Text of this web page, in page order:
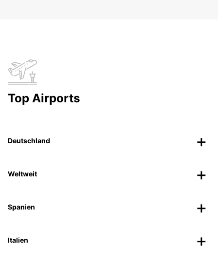
Top Airports
Deutschland
Weltweit
Spanien
Italien